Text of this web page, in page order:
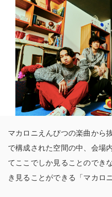
マカロニえんぴつの楽曲から
で構成された空間の中、会場
てここでしか見ることのでき
き見ることができる「マカロ